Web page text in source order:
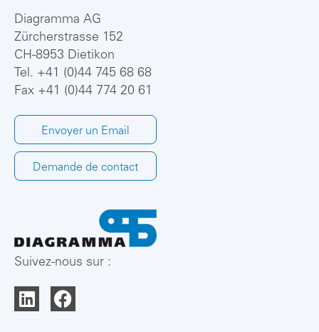
Diagramma AG
Zürcherstrasse 152
CH-8953 Dietikon
Tel. +41 (0)44 745 68 68
Fax +41 (0)44 774 20 61
Envoyer un Email
Demande de contact
Suivez-nous sur :